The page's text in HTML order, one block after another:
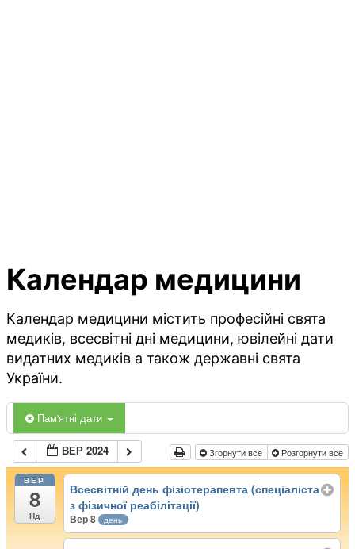
Календар медицини
Календар медицини містить професійні свята
медиків, всесвітні дні медицини, ювілейні дати
видатних медиків а також державні свята
України.
Пам'ятні дати
ВЕР 2024 Згорнути все Розгорнути все
ВЕР
8
Нд
Всесвітній день фізіотерапевта (спеціаліста
з фізичної реабілітації)
Вер 8 день